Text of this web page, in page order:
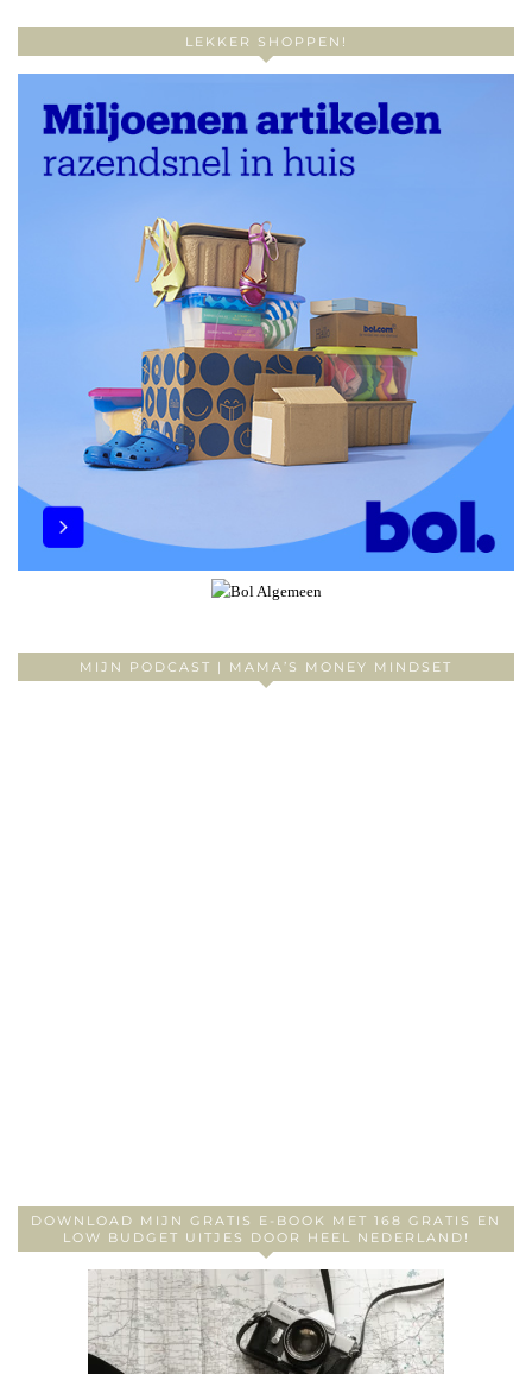
LEKKER SHOPPEN!
MIJN PODCAST | MAMA’S MONEY MINDSET
DOWNLOAD MIJN GRATIS E-BOOK MET 168 GRATIS EN
LOW BUDGET UITJES DOOR HEEL NEDERLAND!